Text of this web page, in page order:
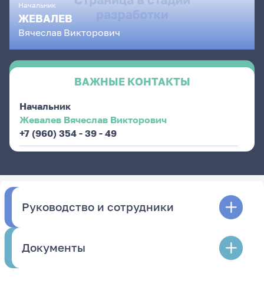
Начальник
ЖЕВАЛЕВ
Вячеслав Викторович
ВАЖНЫЕ КОНТАКТЫ
Начальник
Жевалев Вячеслав Викторович
+7 (960) 354 - 39 - 49
Руководство и сотрудники
Документы